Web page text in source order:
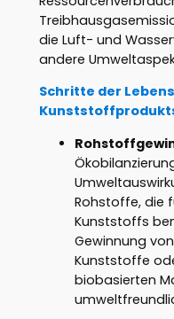
die Luft- und
andere
Schritte der
Rohstoffe, die
Kunststoffs
Gewinnung
Kunststoffe
biobasierten